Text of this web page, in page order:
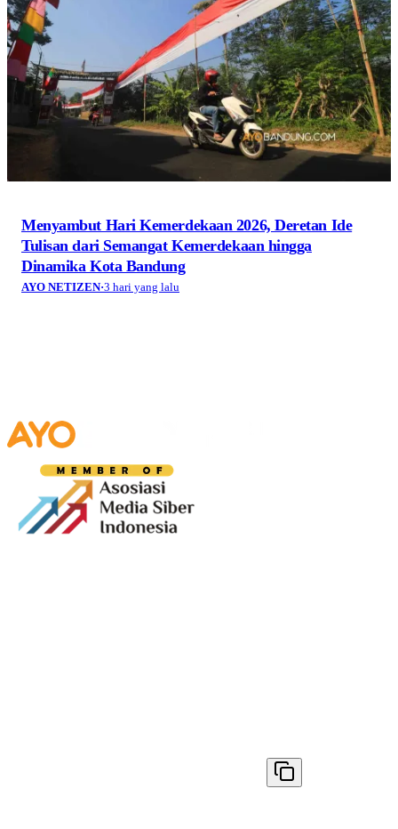
Menyambut Hari Kemerdekaan 2026, Deretan Ide
Tulisan dari Semangat Kemerdekaan hingga
Dinamika Kota Bandung
AYO NETIZEN·3 hari yang lalu